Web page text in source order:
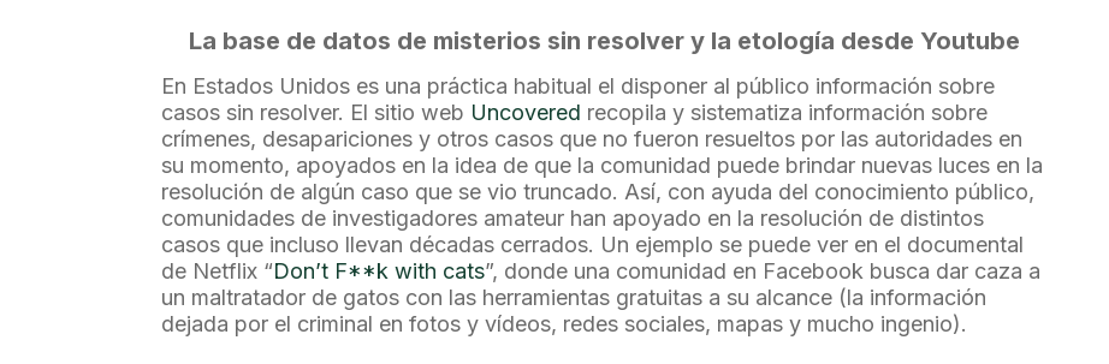
La base de datos de misterios sin resolver y la etología desde Youtube
En Estados Unidos es una práctica habitual el disponer al público información sobre
casos sin resolver. El sitio web Uncovered recopila y sistematiza información sobre
crímenes, desapariciones y otros casos que no fueron resueltos por las autoridades en
su momento, apoyados en la idea de que la comunidad puede brindar nuevas luces en la
resolución de algún caso que se vio truncado. Así, con ayuda del conocimiento público,
comunidades de investigadores amateur han apoyado en la resolución de distintos
casos que incluso llevan décadas cerrados. Un ejemplo se puede ver en el documental
de Netflix “Don’t F**k with cats”, donde una comunidad en Facebook busca dar caza a
un maltratador de gatos con las herramientas gratuitas a su alcance (la información
dejada por el criminal en fotos y vídeos, redes sociales, mapas y mucho ingenio).